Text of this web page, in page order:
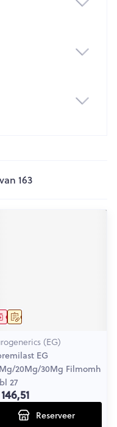
van 163
Op voorschrift
Geneesmiddel
(EG)
EG
20Mg/30Mg Filmomh
27
Reserveer